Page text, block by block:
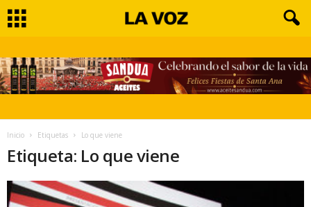
Inicio Etiquetas Lo que viene
Etiqueta: Lo que viene